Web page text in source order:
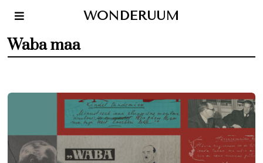
WONDERUUM
Waba maa